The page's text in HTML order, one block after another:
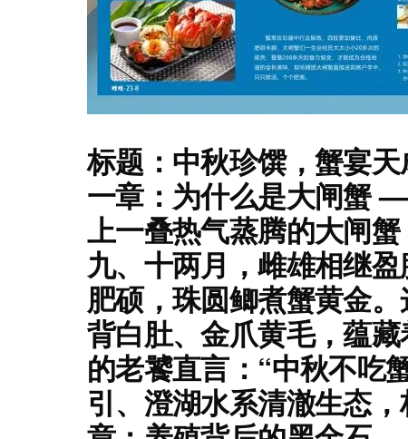
标题：中秋珍馔，蟹宴
一章：为什么是大闸蟹
上一叠热气蒸腾的大闸
九、十两月，雌雄相继
肥硕，珠圆鲫煮蟹黄金
背白肚、金爪黄毛，蕴
的老饕直言：“中秋不吃
引、澄湖水系清澈生态